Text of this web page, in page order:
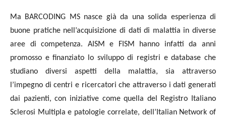
Ma BARCODING MS nasce già da una solida esperienza di
buone pratiche nell’acquisizione di dati di malattia in diverse
aree di competenza. AISM e FISM hanno infatti da anni
promosso e finanziato lo sviluppo di registri e database che
studiano diversi aspetti della malattia, sia attraverso
l’impegno di centri e ricercatori che attraverso i dati generati
dai pazienti, con iniziative come quella del Registro Italiano
Sclerosi Multipla e patologie correlate, dell’Italian Network of